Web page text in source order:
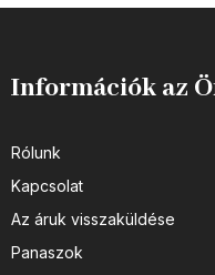
Információk az
Rólunk
Kapcsolat
Az áruk visszaküldése
Panaszok